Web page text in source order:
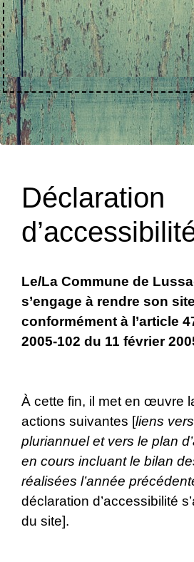
Déclaration
Le/La Commune de
s’engage à rendre son
conformément à l’article
2005-102 du 11 février
À cette fin, il met en œuvre
actions suivantes [liens
pluriannuel et vers le plan
en cours incluant le bilan
réalisées l’année
déclaration d’accessibilité
du site].